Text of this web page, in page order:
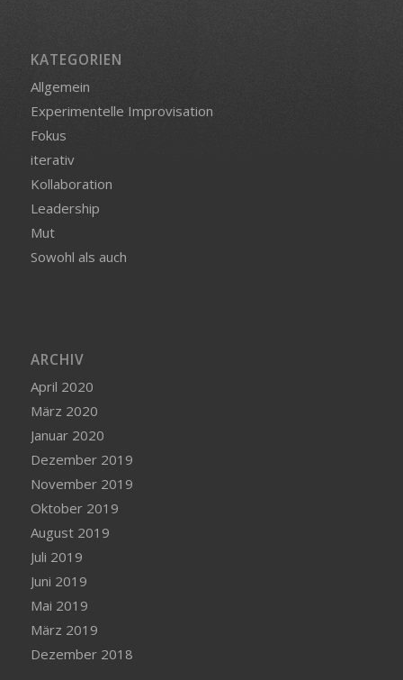
KATEGORIEN
Allgemein
Experimentelle Improvisation
Fokus
iterativ
Kollaboration
Leadership
Mut
Sowohl als auch
ARCHIV
April 2020
März 2020
Januar 2020
Dezember 2019
November 2019
Oktober 2019
August 2019
Juli 2019
Juni 2019
Mai 2019
März 2019
Dezember 2018